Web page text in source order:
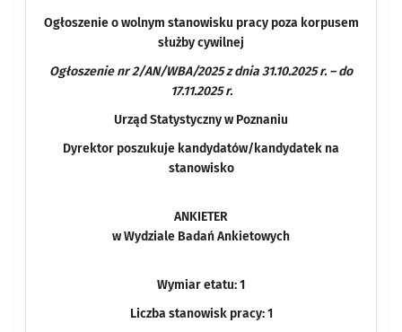
Ogłoszenie o wolnym stanowisku pracy poza korpusem
służby cywilnej
Ogłoszenie nr 2/AN/WBA/2025 z dnia 31.10.2025 r. – do
17.11.2025 r.
Urząd Statystyczny w Poznaniu
Dyrektor poszukuje kandydatów/kandydatek na
stanowisko
ANKIETER
w Wydziale Badań Ankietowych
Wymiar etatu: 1
Liczba stanowisk pracy: 1